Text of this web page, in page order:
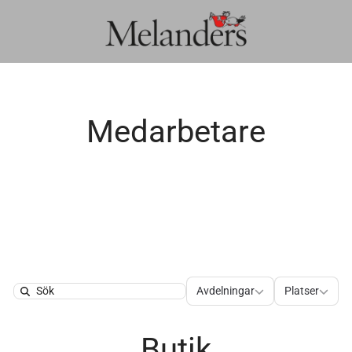
Medarbetare
Search
Avdelningar
Avdelningar Platser
Platser